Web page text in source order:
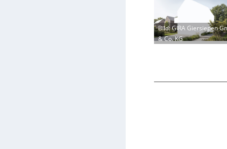
Bild: GIRA Giersiepen
& Co. KG